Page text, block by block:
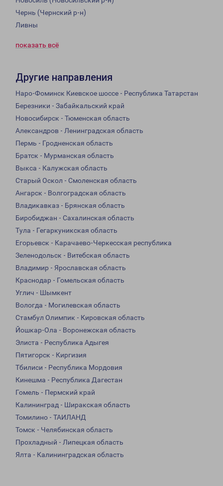
Чернь (Чернский р-н)
Ливны
показать всё
Другие направления
Наро-Фоминск Киевское шоссе - Республика Татарстан
Березники - Забайкальский край
Новосибирск - Тюменская область
Александров - Ленинградская область
Пермь - Гродненская область
Братск - Мурманская область
Выкса - Калужская область
Старый Оскол - Смоленская область
Ангарск - Волгоградская область
Владикавказ - Брянская область
Биробиджан - Сахалинская область
Тула - Гегаркуникская область
Егорьевск - Карачаево-Черкесская республика
Зеленодольск - Витебская область
Владимир - Ярославская область
Краснодар - Гомельская область
Углич - Шымкент
Вологда - Могилевская область
Стамбул Олимпик - Кировская область
Йошкар-Ола - Воронежская область
Элиста - Республика Адыгея
Пятигорск - Киргизия
Тбилиси - Республика Мордовия
Кинешма - Республика Дагестан
Гомель - Пермский край
Калининград - Ширакская область
Томилино - ТАИЛАНД
Томск - Челябинская область
Прохладный - Липецкая область
Ялта - Калининградская область